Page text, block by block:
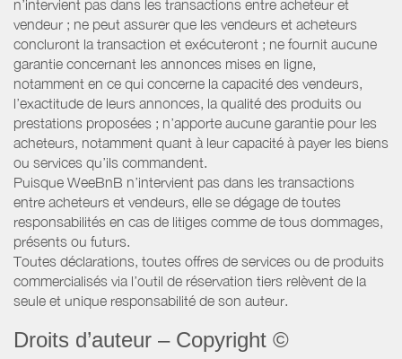
n’intervient pas dans les transactions entre acheteur et
vendeur ; ne peut assurer que les vendeurs et acheteurs
concluront la transaction et exécuteront ; ne fournit aucune
garantie concernant les annonces mises en ligne,
notamment en ce qui concerne la capacité des vendeurs,
l’exactitude de leurs annonces, la qualité des produits ou
prestations proposées ; n’apporte aucune garantie pour les
acheteurs, notamment quant à leur capacité à payer les biens
ou services qu’ils commandent.
Puisque WeeBnB n’intervient pas dans les transactions
entre acheteurs et vendeurs, elle se dégage de toutes
responsabilités en cas de litiges comme de tous dommages,
présents ou futurs.
Toutes déclarations, toutes offres de services ou de produits
commercialisés via l’outil de réservation tiers relèvent de la
seule et unique responsabilité de son auteur.
Droits d’auteur – Copyright ©